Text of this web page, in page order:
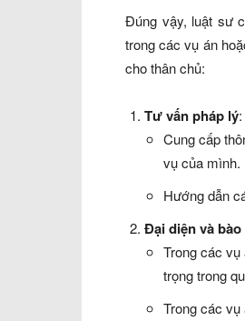
Đúng vậy, luật sư
trong các vụ án
cho thân chủ:
Tư vấn pháp lý:
Cung cấp
vụ của mình.
Hướng dẫn
Đại diện và
Trong các
trọng trong
Trong các